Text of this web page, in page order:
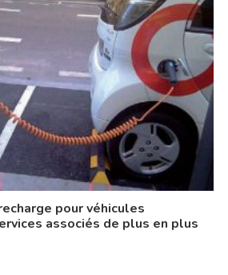
pour véhicules
associés de plus en plus